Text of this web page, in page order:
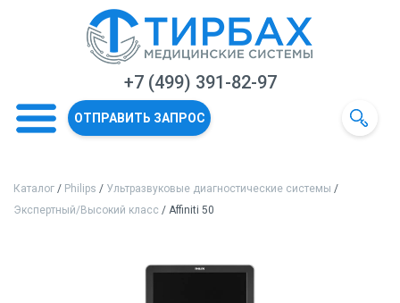
+7 (499) 391-82-97
ОТПРАВИТЬ ЗАПРОС
Каталог / Philips / Ультразвуковые диагностические системы /
Экспертный/Высокий класс / Affiniti 50